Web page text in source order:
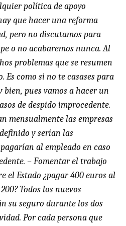
política de apoyo
que hacer una reforma
pero no discutamos para
o no acabaremos nunca. Al
problemas que se resumen
Es como si no te casases para
pues vamos a hacer un
de despido improcedente.
mensualmente las empresas
y serían las
al empleado en caso
– Fomentar el trabajo
el Estado ¿pagar 400 euros al
Todos los nuevos
su seguro durante los dos
Por cada persona que